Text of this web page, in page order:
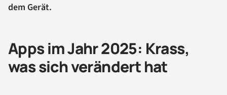
dem Gerät.
Apps im Jahr 2025: Krass,
was sich verändert hat